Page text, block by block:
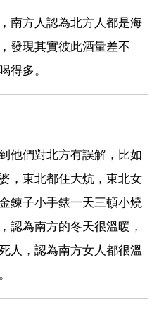
南方人認為北方人都是海
發現其實彼此酒量差不
得多。
他們對北方有誤解，比如
，東北都住大炕，東北女
鍊子小手錶一天三頓小燒
認為南方的冬天很溫暖，
人，認為南方女人都很溫